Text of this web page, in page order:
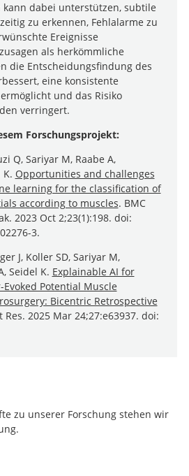
kann dabei unterstützen, subtile
zu erkennen, Fehlalarme zu
Ereignisse
als herkömmliche
die Entscheidungsfindung des
eine konsistente
und das Risiko
verringert.
Forschungsprojekt:
Q, Sariyar M, Raabe A,
K. Opportunities and challenges
learning for the classification of
according to muscles. BMC
2023 Oct 2;23(1):198. doi:
3.
J, Koller SD, Sariyar M,
Seidel K. Explainable AI for
Potential Muscle
Bicentric Retrospective
2025 Mar 24;27:e63937. doi:
zu unserer Forschung stehen wir